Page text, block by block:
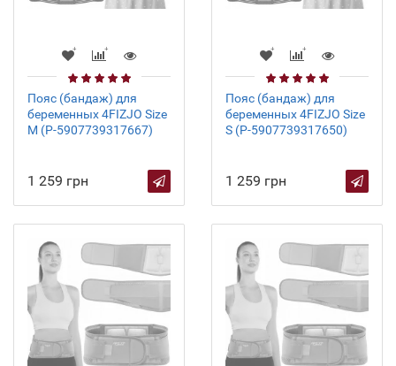
Пояс (бандаж) для
беременных 4FIZJO Size
M (P-5907739317667)
1 259 грн
Пояс (бандаж) для
беременных 4FIZJO Size
S (P-5907739317650)
1 259 грн